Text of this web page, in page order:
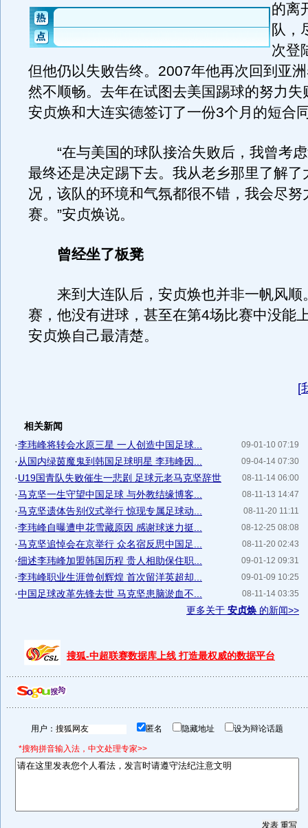
的离
队，
次登
但他仍以失败告终。2007年他再次回到亚
然不顺畅。去年在试图去美国踢球的努力失
安贞焕和大连实德签订了一份3个月的短合
“在与美国的球队接洽失败后，我曾考虑
最终还是决定踢下去。我从老乡那里了解了
况，该队的环境和气氛都很不错，我会尽努
赛。”安贞焕说。
曾经坐了板凳
来到大连队后，安贞焕也并非一帆风顺
赛，他没有进球，甚至在第4场比赛中没能
安贞焕自己最清楚。
[
相关新闻
09-01-10 07:19
·李玮峰将转会水原三星 一人创造中国足球...
09-04-14 07:30
· 从国内绿茵魔鬼到韩国足球明星 李玮峰因...
08-11-14 06:00
·U19国青队失败催生一悲剧 足球元老马克坚辞世
08-11-13 14:47
·马克坚一生守望中国足球 与外教结缘博客...
08-11-20 11:11
·马克坚遗体告别仪式举行 惊现专属足球动...
08-12-25 08:08
·李玮峰自曝遭申花雪藏原因 感谢球迷力挺...
08-11-20 02:43
·马克坚追悼会在京举行 众名宿反思中国足...
09-01-12 09:31
·细述李玮峰加盟韩国历程 贵人相助保住职...
09-01-09 10:25
·李玮峰职业生涯曾创辉煌 首次留洋英超却...
08-11-14 03:35
·中国足球改革先锋去世 马克坚患脑淤血不...
更多关于 安贞焕 的新闻>>
搜狐-中超联赛数据库上线 打造最权威的数据平台
用户： 匿名 隐藏地址 设为辩论话题
*搜狗拼音输入法，中文处理专家>>